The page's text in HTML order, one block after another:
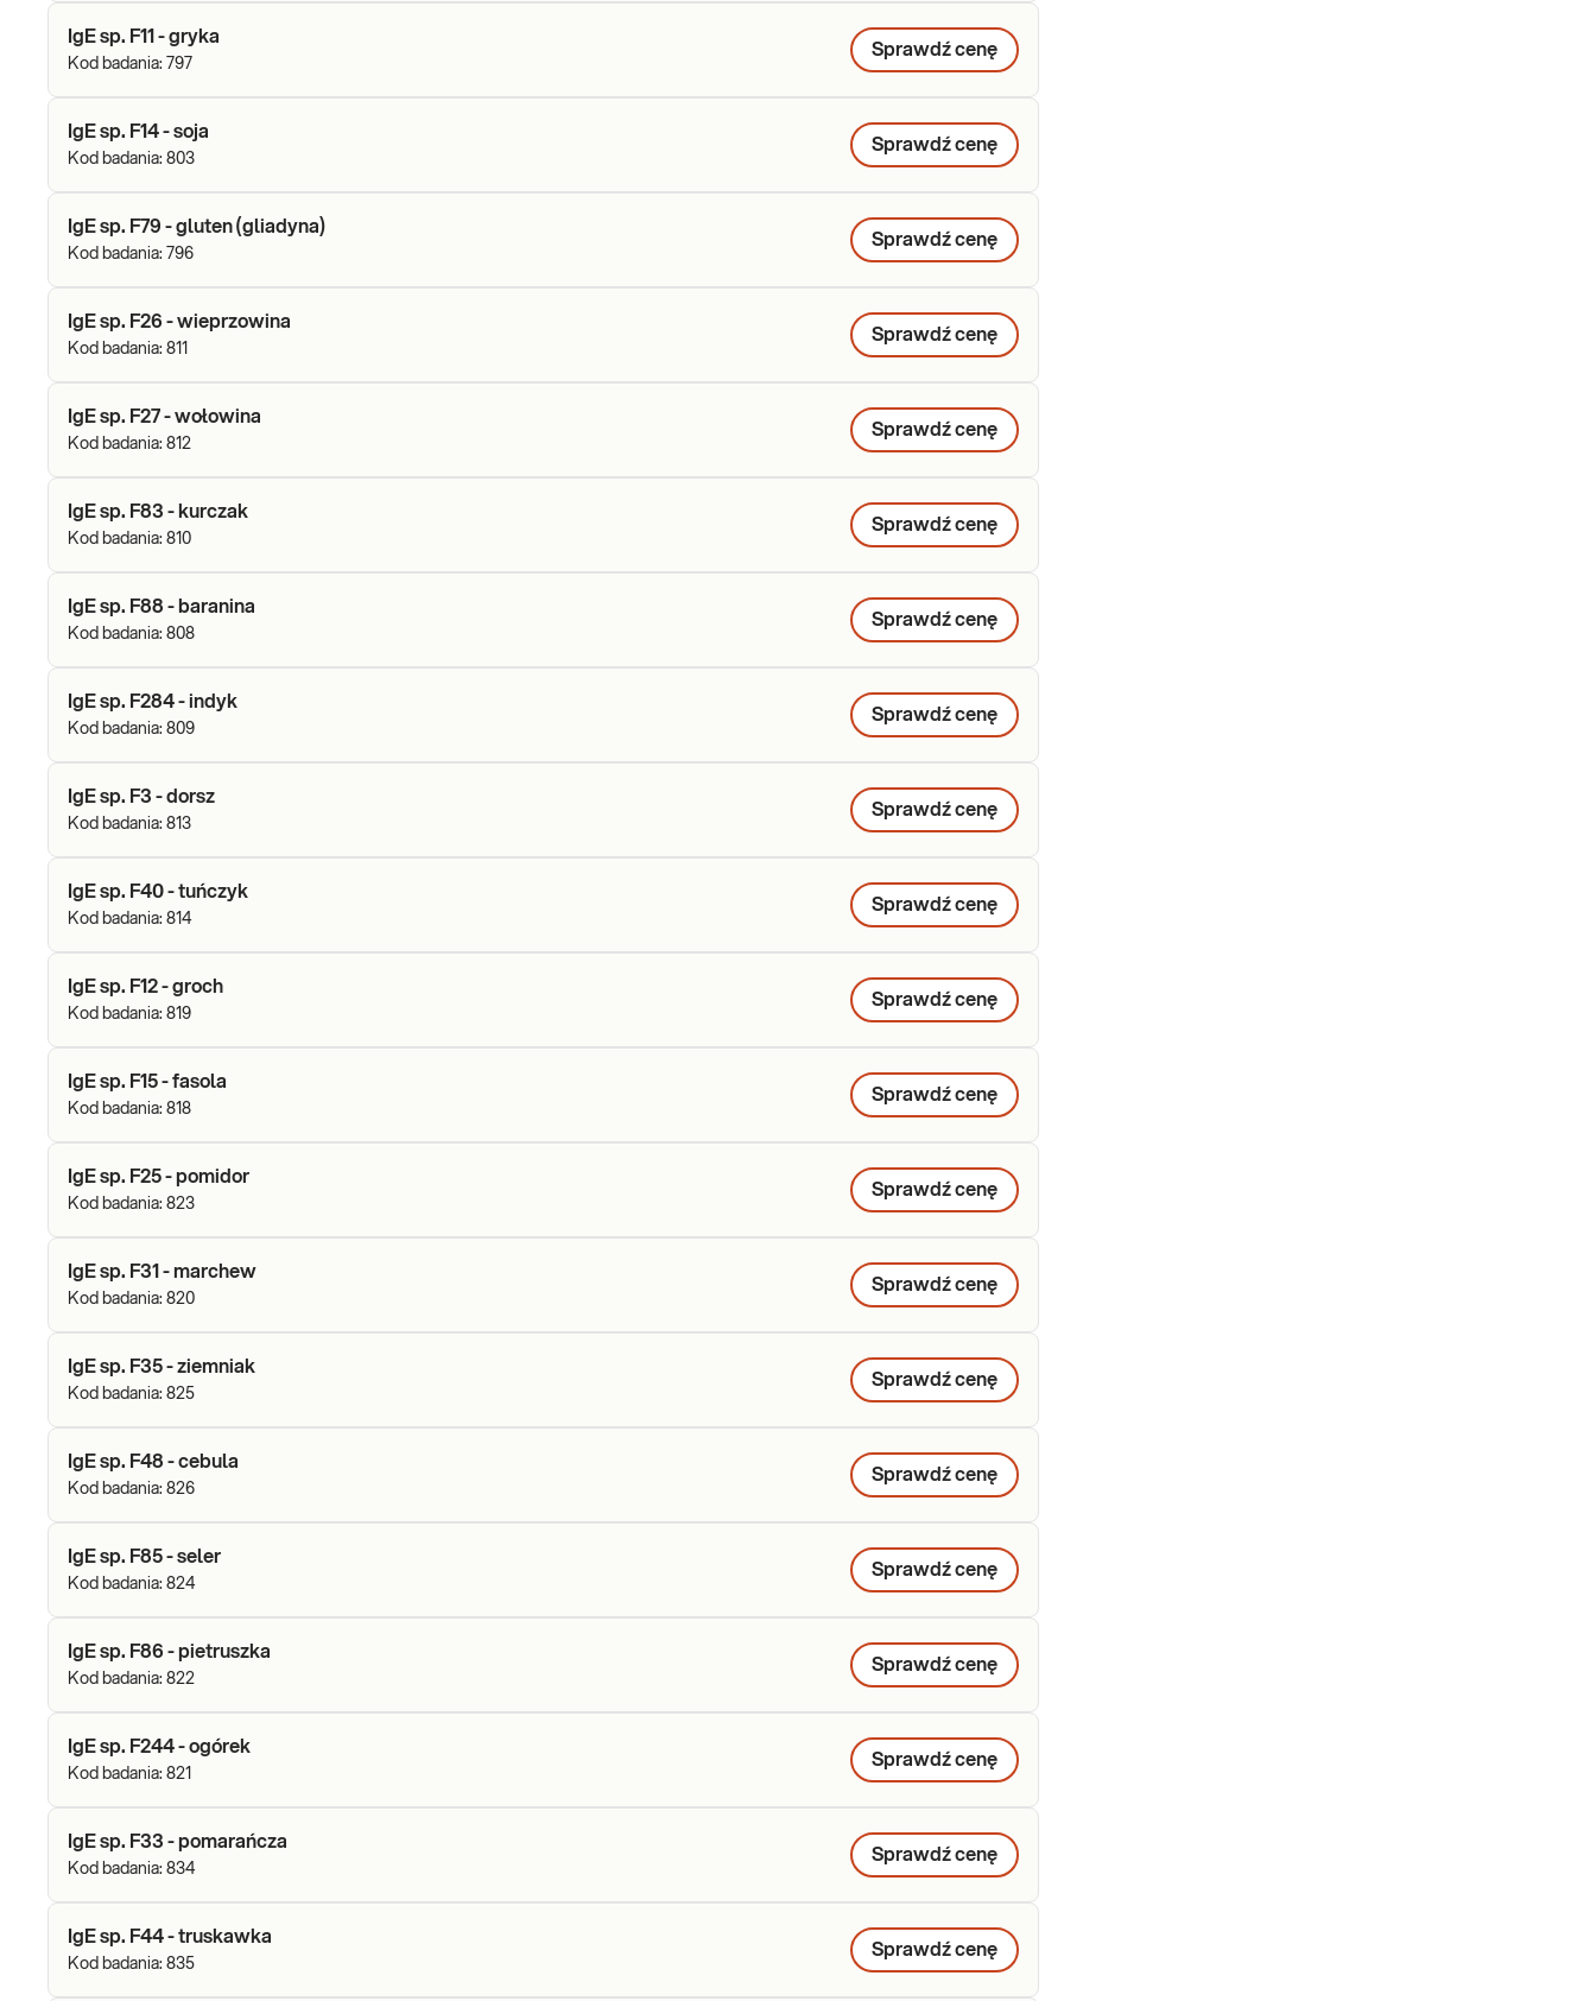
IgE sp. F11 - gryka
Kod badania: 797
Sprawdź cenę
IgE sp. F14 - soja
Kod badania: 803
Sprawdź cenę
IgE sp. F79 - gluten (gliadyna)
Kod badania: 796
Sprawdź cenę
IgE sp. F26 - wieprzowina
Kod badania: 811
Sprawdź cenę
IgE sp. F27 - wołowina
Kod badania: 812
Sprawdź cenę
IgE sp. F83 - kurczak
Kod badania: 810
Sprawdź cenę
IgE sp. F88 - baranina
Kod badania: 808
Sprawdź cenę
IgE sp. F284 - indyk
Kod badania: 809
Sprawdź cenę
IgE sp. F3 - dorsz
Kod badania: 813
Sprawdź cenę
IgE sp. F40 - tuńczyk
Kod badania: 814
Sprawdź cenę
IgE sp. F12 - groch
Kod badania: 819
Sprawdź cenę
IgE sp. F15 - fasola
Kod badania: 818
Sprawdź cenę
IgE sp. F25 - pomidor
Kod badania: 823
Sprawdź cenę
IgE sp. F31 - marchew
Kod badania: 820
Sprawdź cenę
IgE sp. F35 - ziemniak
Kod badania: 825
Sprawdź cenę
IgE sp. F48 - cebula
Kod badania: 826
Sprawdź cenę
IgE sp. F85 - seler
Kod badania: 824
Sprawdź cenę
IgE sp. F86 - pietruszka
Kod badania: 822
Sprawdź cenę
IgE sp. F244 - ogórek
Kod badania: 821
Sprawdź cenę
IgE sp. F33 - pomarańcza
Kod badania: 834
Sprawdź cenę
IgE sp. F44 - truskawka
Kod badania: 835
Sprawdź cenę